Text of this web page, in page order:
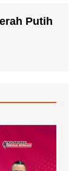
Putih